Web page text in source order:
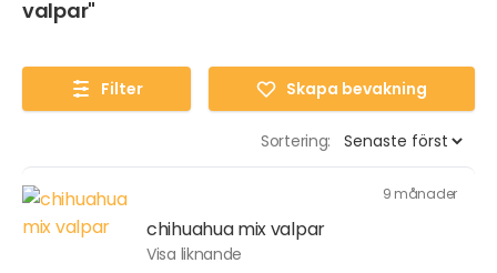
valpar"
Filter Skapa bevakning
Sortering:
9 månader
chihuahua mix valpar
Visa liknande